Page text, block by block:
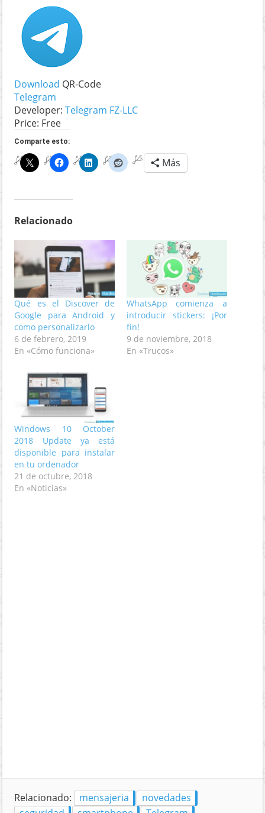
Download QR-Code
Telegram
Developer:Telegram FZ-LLC
Price: Free
Comparte esto:
Más
Relacionado
Qué es el Discover de
Google para Android y
como personalizarlo
6 de febrero, 2019
En «Cómo funciona»
WhatsApp comienza a
introducir stickers: ¡Por
fín!
9 de noviembre, 2018
En «Trucos»
Windows 10 October
2018 Update ya está
disponible para instalar
en tu ordenador
21 de octubre, 2018
En «Noticias»
Relacionado: mensajeria
novedades